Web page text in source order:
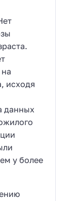
исходя
данных
у более